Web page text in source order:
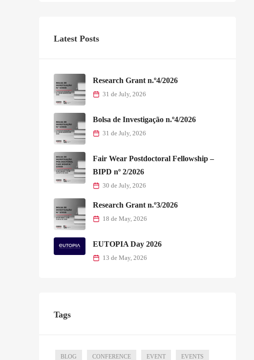
Latest Posts
Research Grant n.º4/2026
31 de July, 2026
Bolsa de Investigação n.º4/2026
31 de July, 2026
Fair Wear Postdoctoral Fellowship –
BIPD nº 2/2026
30 de July, 2026
Research Grant n.º3/2026
18 de May, 2026
EUTOPIA Day 2026
13 de May, 2026
Tags
BLOG CONFERENCE EVENT EVENTS